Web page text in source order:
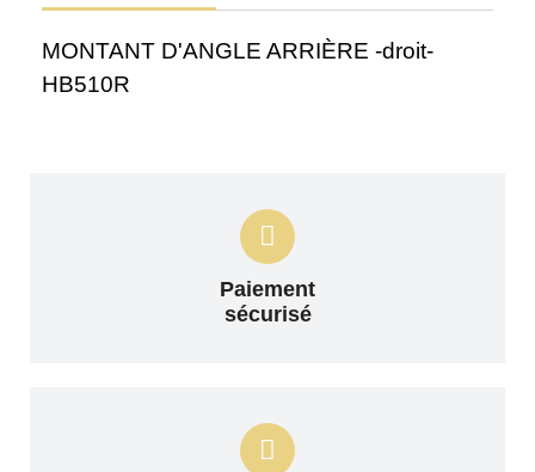
MONTANT D'ANGLE ARRIÈRE -droit-
HB510R
Paiement
sécurisé